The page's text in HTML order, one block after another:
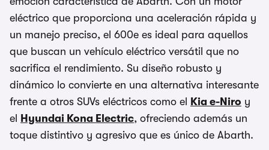
eléctrico que proporciona una aceleración rápida y
un manejo preciso, el 600e es ideal para aquellos
que buscan un vehículo eléctrico versátil que no
sacrifica el rendimiento. Su diseño robusto y
dinámico lo convierte en una alternativa interesante
frente a otros SUVs eléctricos como el Kia e-Niro y
el Hyundai Kona Electric, ofreciendo además un
toque distintivo y agresivo que es único de Abarth.